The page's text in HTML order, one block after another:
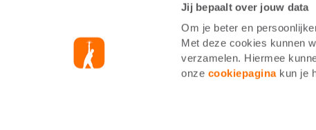
Jij bepaalt over jouw data
Om je beter en
Met deze cookies kunnen
verzamelen. Hiermee
onze cookiepaginakun je